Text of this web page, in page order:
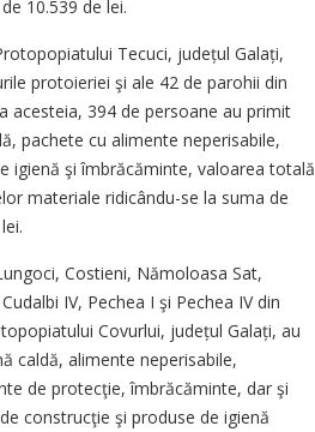
10.539 de lei.
Tecuci, județul Galați,
protoieriei şi ale 42 de parohii din
acesteia, 394 de persoane au primit
pachete cu alimente neperisabile,
igienă şi îmbrăcăminte, valoarea totală
materiale ridicându-se la suma de
Costieni, Nămoloasa Sat,
IV, Pechea I şi Pechea IV din
Covurlui, județul Galați, au
caldă, alimente neperisabile,
de protecţie, îmbrăcăminte, dar şi
construcţie şi produse de igienă